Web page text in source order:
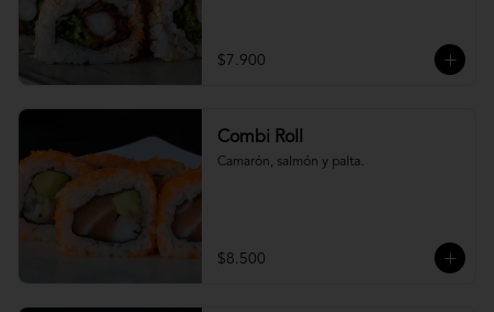
$7.900
Combi Roll
Camarón, salmón y palta.
$8.500